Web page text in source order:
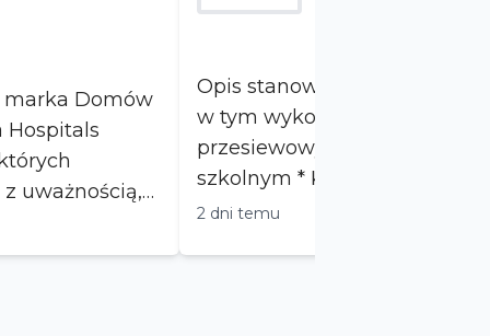
marka Domów
Hospitals
uważnością,
Opis stanowiska * Świadczenie profilaktyczne,
w tym wykonywanie i
przesiewowych u dzieci i
szkolnym * Kierowanie
2 dni temu